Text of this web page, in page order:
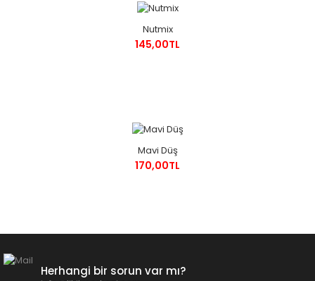
Nutmix
145,00TL
Mavi Düş
170,00TL
Herhangi bir sorun var mı?